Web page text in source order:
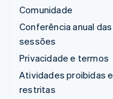
Comunidade
Conferência anual das
sessões
Privacidade e termos
Atividades proibidas e
restritas